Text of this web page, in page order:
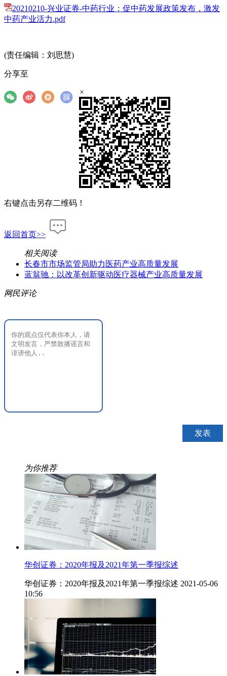
20210210-兴业证券-中药行业：促中药发展政策发布，激发
中药产业活力.pdf
(责任编辑：刘思慧)
分享至
×
右键点击另存二维码！
返回首页>>
相关阅读
长春市市场监管局助力医药产业高质量发展
蓝翁驰：以改革创新驱动医疗器械产业高质量发展
网民评论
为你推荐
华创证券：2020年报及2021年第一季报综述
华创证券：2020年报及2021年第一季报综述 2021-05-06
10:56